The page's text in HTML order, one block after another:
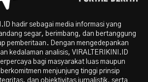
hadir sebagai media informasi yang
segar, berimbang, dan bertanggung
pemberitaan. Dengan mengedepankan
kedalaman analisis, VIRALTERIKINI.ID
bagi masyarakat luas maupun
menjunjung tinggi prinsip
dan objektivitas jurnalistik, serta